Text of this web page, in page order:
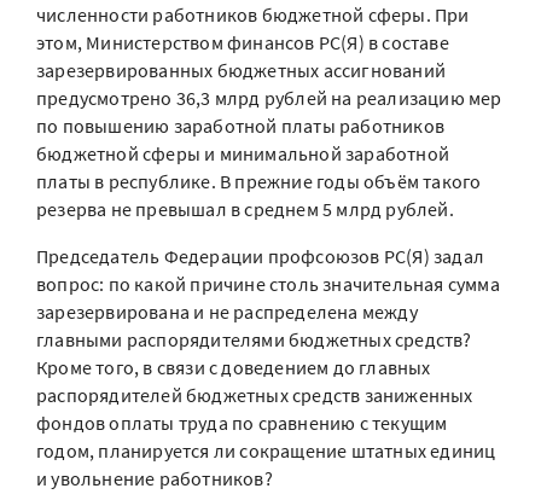
численности работников бюджетной сферы. При
этом, Министерством финансов РС(Я) в составе
зарезервированных бюджетных ассигнований
предусмотрено 36,3 млрд рублей на реализацию мер
по повышению заработной платы работников
бюджетной сферы и минимальной заработной
платы в республике. В прежние годы объём такого
резерва не превышал в среднем 5 млрд рублей.
Председатель Федерации профсоюзов РС(Я) задал
вопрос: по какой причине столь значительная сумма
зарезервирована и не распределена между
главными распорядителями бюджетных средств?
Кроме того, в связи с доведением до главных
распорядителей бюджетных средств заниженных
фондов оплаты труда по сравнению с текущим
годом, планируется ли сокращение штатных единиц
и увольнение работников?